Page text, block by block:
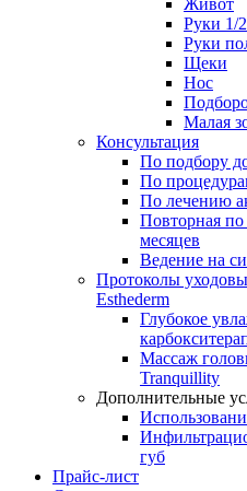
Руки 1/2
Руки
Щеки
Нос
Малая
Консультация
По подбору
По
По лечению
Повторная по
месяцев
Ведение на
Протоколы
Esthederm
Глубокое
Массаж
Tranquillity
Дополнительные
губ
Прайс-лист